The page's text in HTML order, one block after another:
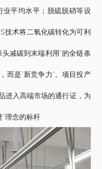
平均水平；脱硫脱硝等设
技术将二氧化碳转化为可利
减碳到末端利用”的全链条
而是“新竞争力”。项目投产
进入高端市场的通行证，为
理念的标杆